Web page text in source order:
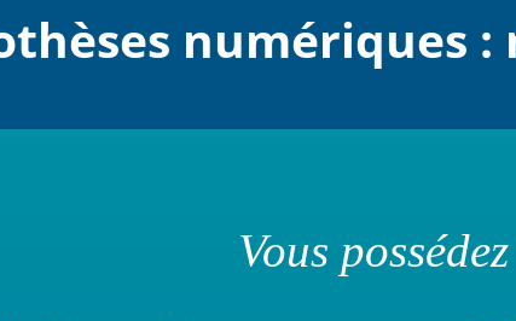
numériques
Vous